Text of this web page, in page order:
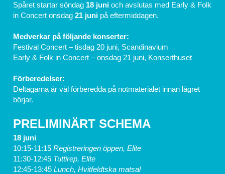
Spåret startar söndag 18 juni och avslutas med Early & Folk
in Concert onsdag 21 juni på eftermiddagen.
Medverkar på följande konserter:
Festival Concert – tisdag 20 juni, Scandinavium
Early & Folk in Concert – onsdag 21 juni, Konserthuset
Förberedelser:
Deltagarna är väl förberedda på notmaterialet innan lägret
börjar.
PRELIMINÄRT SCHEMA
18 juni
10:15-11:15 Registreringen öppen, Elite
11:30-12:45 Tuttirep, Elite
12:45-13:45 Lunch, Hvitfeldtska matsal